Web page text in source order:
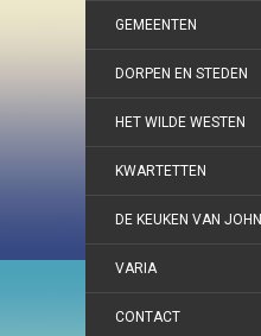
GEMEENTEN
DORPEN EN STEDEN
HET WILDE WESTEN
KWARTETTEN
DE KEUKEN VAN JOHN
VARIA
CONTACT